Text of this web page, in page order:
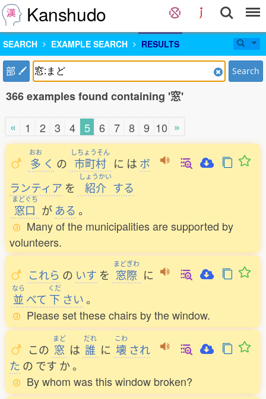
Kanshudo
SEARCH EXAMPLE SEARCH RESULTS
部 Search
366 examples found containing '窓'
« 1 2 3 4 5 6 7 8 9 10 »
おお
多 く の
しちょうそん
市町村 に は ボ
ランティア を
しょうかい
紹介 する
まどぐち
窓口 が ある 。
Many of the municipalities are supported by
volunteers.
これら の いす を
まどぎわ
窓際 に
なら
並 べて
くだ
下 さい。
Please set these chairs by the window.
この
まど
窓 は
だれ
誰 に
こわ
壊 され
た の です か。
By whom was this window broken?